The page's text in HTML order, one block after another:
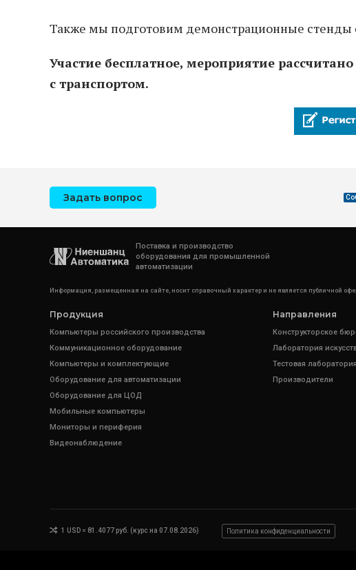
Также мы подготовим демонстрационные стенды
Участие бесплатное, мероприятие
с транспортом.
Задать вопрос
Поставка и производство
оборудования для промышленной
автоматизации
Информация, размещенная на сайте, носит справочный характер и не является публичной
Продукция
Компьютеры российского производства
Коммуникационное оборудование
Компьютеры и комплектующие
Оборудование для автоматизации
Оборудование для ЦОД
Мобильные компьютеры
Мониторы и периферия
Видеонаблюдение
Направления
Конструкторское
Лаборатория
Тестовая лаборатория
Производители
1 USD = 81.4077 руб. (курс на 07.08.2026) Политика конфиденциальности